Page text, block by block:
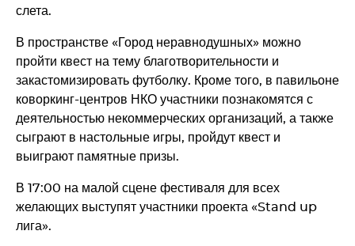
слета.
В пространстве «Город неравнодушных» можно
пройти квест на тему благотворительности и
закастомизировать футболку. Кроме того, в павильоне
коворкинг-центров НКО участники познакомятся с
деятельностью некоммерческих организаций, а также
сыграют в настольные игры, пройдут квест и
выиграют памятные призы.
В 17:00 на малой сцене фестиваля для всех
желающих выступят участники проекта «Stand up
лига».